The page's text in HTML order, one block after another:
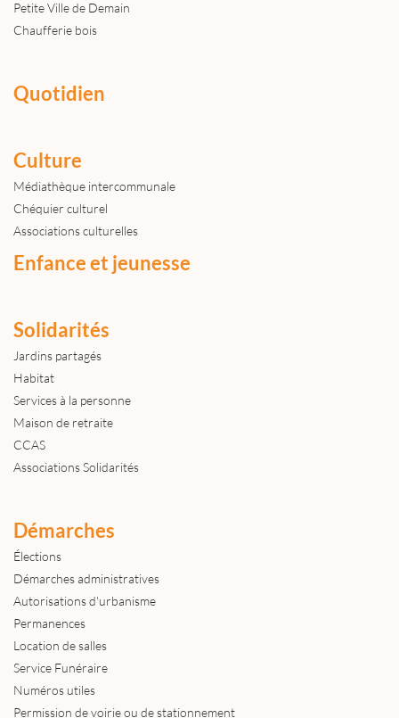
Petite Ville de Demain
Chaufferie bois
Quotidien
Culture
Médiathèque intercommunale
Chéquier culturel
Associations culturelles
Enfance et jeunesse
Solidarités
Jardins partagés
Habitat
Services à la personne
Maison de retraite
CCAS
Associations Solidarités
Démarches
Élections
Démarches administratives
Autorisations d'urbanisme
Permanences
Location de salles
Service Funéraire
Numéros utiles
Permission de voirie ou de stationnement